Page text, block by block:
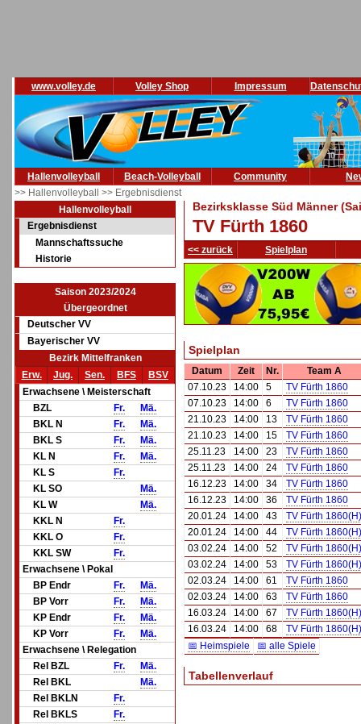
www.volley.de Volley Shop Impressum
Hallenvolleyball Beach-Volleyball Community
>> Hallenvolleyball >> Ergebnisdienst
Hallenvolleyball
Ergebnisdienst
Mannschaftssuche
Historie
Saison 2023/2024
Übergeordnet
Deutscher VV
Bayerischer VV
Bezirk Mittelfranken
Erw.
Jug. Sen. BFS
BSV
Erwachsene \ Meisterschaft
BZL
Fr.
Mä.
BKL N
Fr.
Mä.
BKL S
Fr.
Mä.
KL N
Fr.
Mä.
KL S
Fr.
KL SO
Mä.
KL W
Mä.
KKL N
Fr.
KKL O
Fr.
KKL SW
Fr.
Erwachsene \ Pokal
BP Endr
Fr.
Mä.
BP Vorr
Fr.
Mä.
KP Endr
Fr.
Mä.
KP Vorr
Fr.
Mä.
Erwachsene \ Relegation
Rel BZL
Fr.
Mä.
Rel BKL
Mä.
Rel BKLN
Fr.
Rel BKLS
Fr.
Bezirksklasse Süd Männer
TV Fürth 1860
<< zurück Spielplan
Spielplan
Datum Zeit Nr.
Team A
07.10.23
14:00 5
TV Fürth 1860
07.10.23
14:00 6
TV Fürth 1860
21.10.23
14:00 13
TV Fürth 1860
21.10.23
14:00 15
TV Fürth 1860
25.11.23
14:00 23
TV Fürth 1860
25.11.23
14:00 24
TV Fürth 1860
16.12.23
14:00 34
TV Fürth 1860
16.12.23
14:00 36
TV Fürth 1860
20.01.24
14:00 43
TV Fürth 1860(H)
20.01.24
14:00 44
TV Fürth 1860(H)
03.02.24
14:00 52
TV Fürth 1860(H)
03.02.24
14:00 53
TV Fürth 1860(H)
02.03.24
14:00 61
TV Fürth 1860
02.03.24
14:00 63
TV Fürth 1860
16.03.24
14:00 67
TV Fürth 1860(H)
16.03.24
14:00 68
TV Fürth 1860(H)
📅 Heimspiele
📅 alle Spiele
Tabellenverlauf